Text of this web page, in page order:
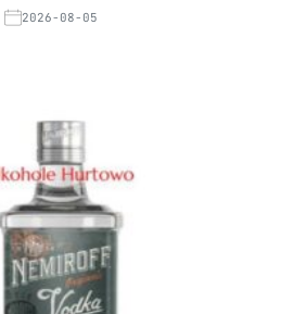
2026-08-05